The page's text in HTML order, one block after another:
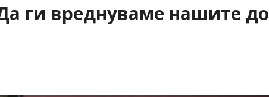
Да ги вреднуваме нашите